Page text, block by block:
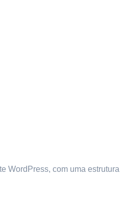
WordPress, com uma estrutura